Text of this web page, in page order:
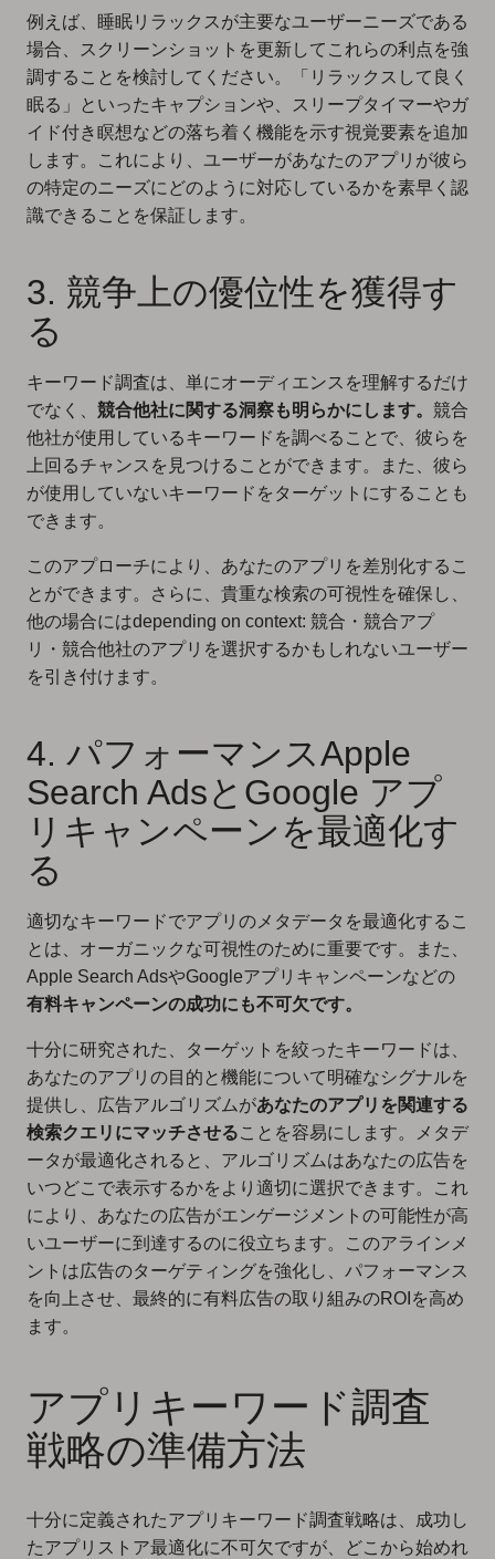
例えば、睡眠リラックスが主要なユーザーニーズである
場合、スクリーンショットを更新してこれらの利点を強
調することを検討してください。「リラックスして良く
眠る」といったキャプションや、スリープタイマーやガ
イド付き瞑想などの落ち着く機能を示す視覚要素を追加
します。これにより、ユーザーがあなたのアプリが彼ら
の特定のニーズにどのように対応しているかを素早く認
識できることを保証します。
3. 競争上の優位性を獲得す
る
キーワード調査は、単にオーディエンスを理解するだけ
でなく、 競合他社に関する洞察も明らかにします。 競合
他社が使用しているキーワードを調べることで、彼らを
上回るチャンスを見つけることができます。また、彼ら
が使用していないキーワードをターゲットにすることも
できます。
このアプローチにより、あなたのアプリを差別化するこ
とができます。さらに、貴重な検索の可視性を確保し、
他の場合にはdepending on context: 競合・競合アプ
リ・競合他社のアプリを選択するかもしれないユーザー
を引き付けます。
4. パフォーマンスApple
Search AdsとGoogle アプ
リキャンペーンを最適化す
る
適切なキーワードでアプリのメタデータを最適化するこ
とは、オーガニックな可視性のために重要です。また、
Apple Search AdsやGoogleアプリキャンペーンなどの
有料キャンペーンの成功にも不可欠です。
十分に研究された、ターゲットを絞ったキーワードは、
あなたのアプリの目的と機能について明確なシグナルを
提供し、広告アルゴリズムがあなたのアプリを関連する
検索クエリにマッチさせることを容易にします。メタデ
ータが最適化されると、アルゴリズムはあなたの広告を
いつどこで表示するかをより適切に選択できます。これ
により、あなたの広告がエンゲージメントの可能性が高
いユーザーに到達するのに役立ちます。このアラインメ
ントは広告のターゲティングを強化し、パフォーマンス
を向上させ、最終的に有料広告の取り組みのROIを高め
ます。
アプリキーワード調査
戦略の準備方法
十分に定義されたアプリキーワード調査戦略は、成功し
たアプリストア最適化に不可欠ですが、どこから始めれ